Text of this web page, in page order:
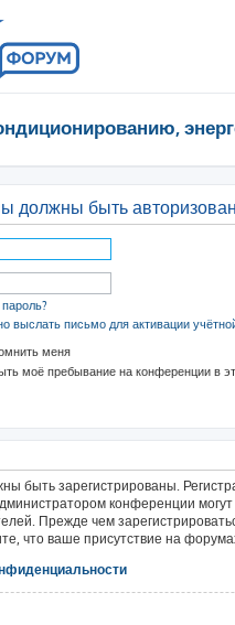
должны быть
выслать письмо для активации
меня
моё пребывание на конференции в
быть зарегистрированы.
конференции
Прежде чем
что ваше присутствие на